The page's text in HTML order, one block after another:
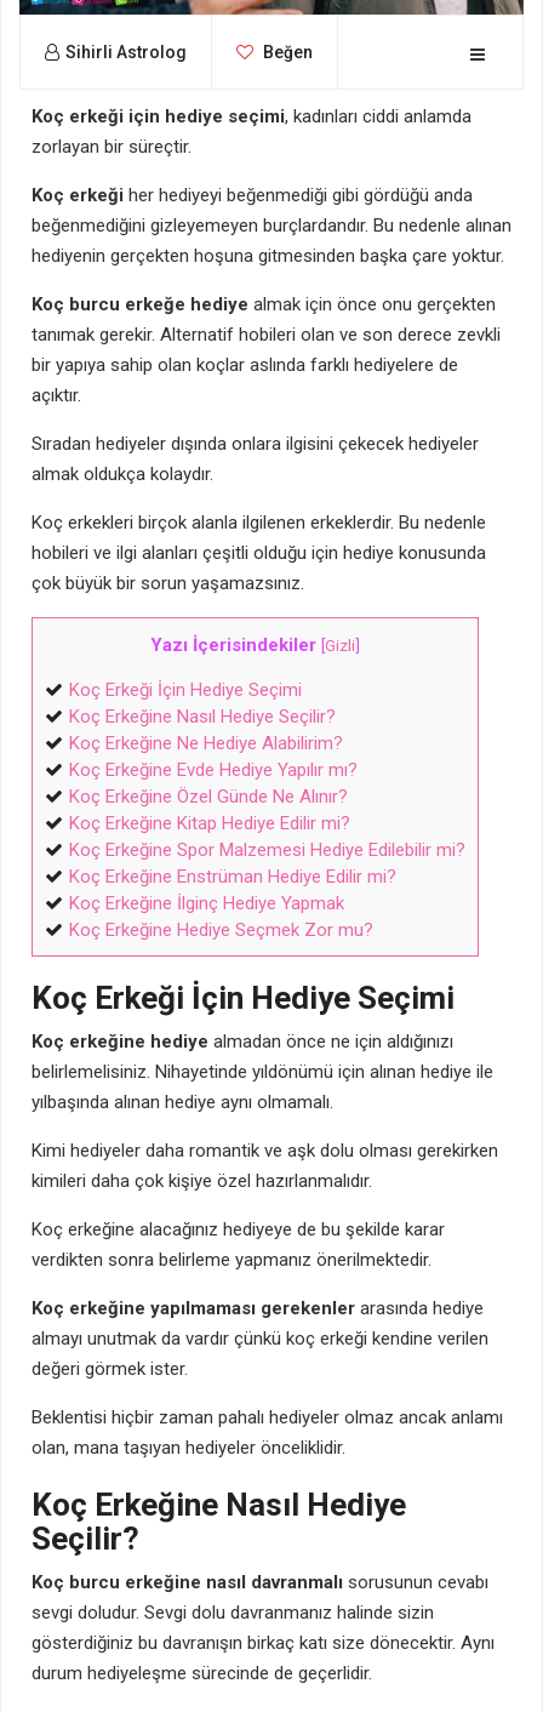
Sihirli Astrolog Beğen
Koç erkeği için hediye seçimi, kadınları ciddi anlamda
zorlayan bir süreçtir.
Koç erkeği her hediyeyi beğenmediği gibi gördüğü anda
beğenmediğini gizleyemeyen burçlardandır. Bu nedenle alınan
hediyenin gerçekten hoşuna gitmesinden başka çare yoktur.
Koç burcu erkeğe hediye almak için önce onu gerçekten
tanımak gerekir. Alternatif hobileri olan ve son derece zevkli
bir yapıya sahip olan koçlar aslında farklı hediyelere de
açıktır.
Sıradan hediyeler dışında onlara ilgisini çekecek hediyeler
almak oldukça kolaydır.
Koç erkekleri birçok alanla ilgilenen erkeklerdir. Bu nedenle
hobileri ve ilgi alanları çeşitli olduğu için hediye konusunda
çok büyük bir sorun yaşamazsınız.
Yazı İçerisindekiler [Gizli]
Koç Erkeği İçin Hediye Seçimi
Koç Erkeğine Nasıl Hediye Seçilir?
Koç Erkeğine Ne Hediye Alabilirim?
Koç Erkeğine Evde Hediye Yapılır mı?
Koç Erkeğine Özel Günde Ne Alınır?
Koç Erkeğine Kitap Hediye Edilir mi?
Koç Erkeğine Spor Malzemesi Hediye Edilebilir mi?
Koç Erkeğine Enstrüman Hediye Edilir mi?
Koç Erkeğine İlginç Hediye Yapmak
Koç Erkeğine Hediye Seçmek Zor mu?
Koç Erkeği İçin Hediye Seçimi
Koç erkeğine hediye almadan önce ne için aldığınızı
belirlemelisiniz. Nihayetinde yıldönümü için alınan hediye ile
yılbaşında alınan hediye aynı olmamalı.
Kimi hediyeler daha romantik ve aşk dolu olması gerekirken
kimileri daha çok kişiye özel hazırlanmalıdır.
Koç erkeğine alacağınız hediyeye de bu şekilde karar
verdikten sonra belirleme yapmanız önerilmektedir.
Koç erkeğine yapılmaması gerekenler arasında hediye
almayı unutmak da vardır çünkü koç erkeği kendine verilen
değeri görmek ister.
Beklentisi hiçbir zaman pahalı hediyeler olmaz ancak anlamı
olan, mana taşıyan hediyeler önceliklidir.
Koç Erkeğine Nasıl Hediye
Seçilir?
Koç burcu erkeğine nasıl davranmalı sorusunun cevabı
sevgi doludur. Sevgi dolu davranmanız halinde sizin
gösterdiğiniz bu davranışın birkaç katı size dönecektir. Aynı
durum hediyeleşme sürecinde de geçerlidir.